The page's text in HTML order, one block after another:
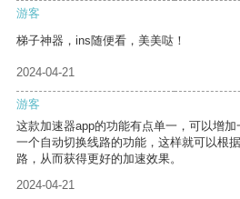
游客
梯子神器，ins随便看，美美哒！
2024-04-21
游客
这款加速器app的功能有点单一，可以增
一个自动切换线路的功能，这样就可以根
路，从而获得更好的加速效果。
2024-04-21